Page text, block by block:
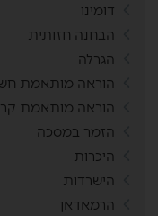
דומינו
הבחנה חזותית
הגרלה
הוראה מותאמת
הוראה מותאמת
הזמר במסכה
היכרות
הישרדות
הרמאדאן